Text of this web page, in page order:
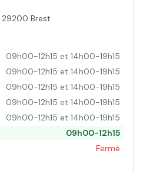
29200 Brest
09h00-12h15 et 14h00-19h15
09h00-12h15 et 14h00-19h15
09h00-12h15 et 14h00-19h15
09h00-12h15 et 14h00-19h15
09h00-12h15 et 14h00-19h15
09h00-12h15
Fermé